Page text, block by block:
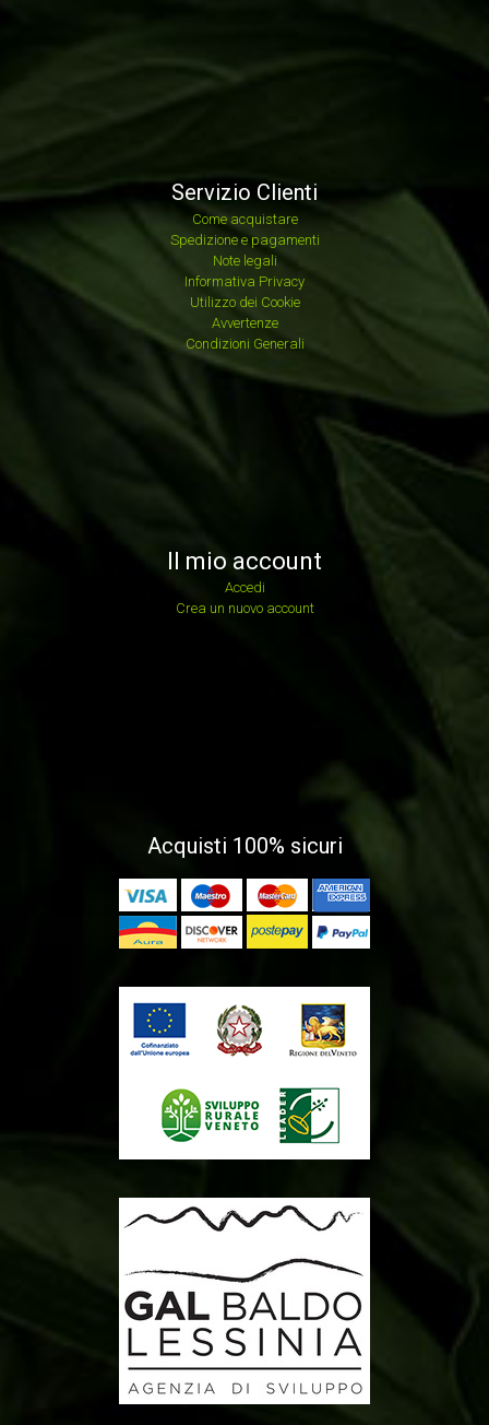
Servizio Clienti
Come acquistare
Spedizione e pagamenti
Note legali
Informativa Privacy
Utilizzo dei Cookie
Avvertenze
Condizioni Generali
Il mio account
Accedi
Crea un nuovo account
Acquisti 100% sicuri